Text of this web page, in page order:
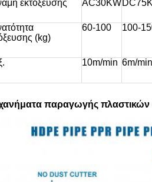
εκτόξευσης AC30KW
(kg)
60-100 100-
10m/min 6m/min
παραγωγής